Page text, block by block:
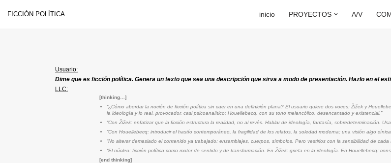
FICCIÓN POLÍTICA inicio PROYECTOS A/V
Usuario:
Dime que es ficción política. Genera un texto que sea una descripción que sirva a modo de presentación. Hazlo en el
LLC:
[thinking…]
“¿Cómo abordar la noción de ficción política sin caer en una definición plana? El usuario quiere dos voces: Žižek y
la ideología y lo real, provocador, casi psicoanalítico; Houellebecq, con su tono melancólico, desencantado y existencial.”
“Con Žižek: enfatizar que la ficción estructura la realidad, no al revés. Hablar de ideología, fantasía, sobredeterminación.
“Con Houellebecq: introducir el hastío contemporáneo, la fragilidad de los relatos, la soledad moderna; una visión algo
“No alterar demasiado el contenido ya trabajado: ensamblajes, cuerpos, símbolos. Pero vestirlos con la sensibilidad de cada
“El núcleo: ficción política como motor de sentido y de transformación. En Žižek: grieta en la ideología. En Houellebecq:
[end thinking]